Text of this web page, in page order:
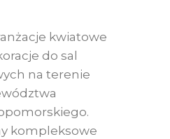
kwiatowe
do sal
na terenie
kompleksowe